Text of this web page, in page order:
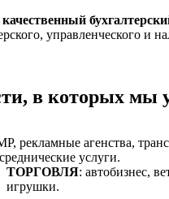
управленческого и
в которых мы
рекламные агенства,
услуги.
ТОРГОВЛЯ: автобизнес,
игрушки.